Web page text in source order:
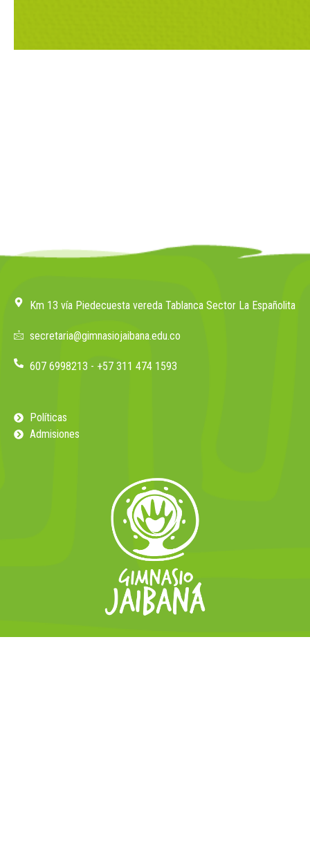
Km 13 vía Piedecuesta vereda Tablanca Sector La Españolita
secretaria@gimnasiojaibana.edu.co
607 6998213 - +57 311 474 1593
Políticas
Admisiones